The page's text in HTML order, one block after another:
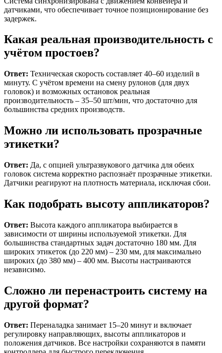
датчиками, что обеспечивает точное позиционирование без
задержек.
Какая реальная производительность с
учётом простоев?
Ответ: Техническая скорость составляет 40–60 изделий в
минуту. С учётом времени на смену рулонов (для двух
головок) и возможных остановок реальная
производительность – 35–50 шт/мин, что достаточно для
большинства средних производств.
Можно ли использовать прозрачные
этикетки?
Ответ: Да, с опцией ультразвукового датчика для обеих
головок система корректно распознаёт прозрачные этикетки.
Датчики реагируют на плотность материала, исключая сбои.
Как подобрать высоту аппликаторов?
Ответ: Высота каждого аппликатора выбирается в
зависимости от ширины используемой этикетки. Для
большинства стандартных задач достаточно 180 мм. Для
широких этикеток (до 220 мм) – 230 мм, для максимально
широких (до 380 мм) – 400 мм. Высоты настраиваются
независимо.
Сложно ли перенастроить систему на
другой формат?
Ответ: Переналадка занимает 15–20 минут и включает
регулировку направляющих, высоты аппликаторов и
положения датчиков. Все настройки сохраняются в памяти